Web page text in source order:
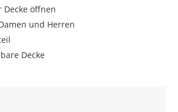
Decke öffnen
und Herren
Decke